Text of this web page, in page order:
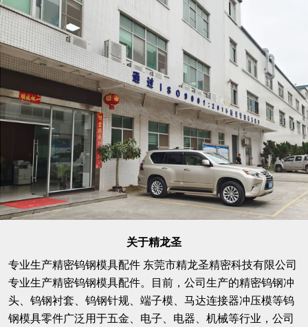
关于精龙圣
专业生产精密钨钢模具配件 东莞市精龙圣精密科技有限公司
专业生产精密钨钢模具配件。目前，公司生产的精密钨钢冲
头、钨钢衬套、钨钢针规、端子模、马达连接器冲压模等钨
钢模具零件广泛用于五金、电子、电器、机械等行业，公司